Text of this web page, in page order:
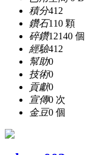
積分412
鑽石110 顆
碎鑽12140 個
經驗412
幫助0
技術0
貢獻0
宣傳0 次
金豆0 個